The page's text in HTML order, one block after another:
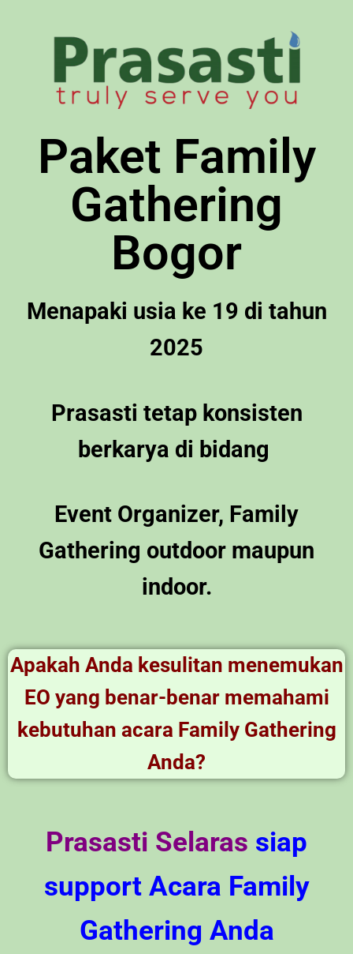
Paket Family
Gathering
Bogor
Menapaki usia ke 19 di tahun
2025
Prasasti tetap konsisten
berkarya di bidang
Event Organizer, Family
Gathering outdoor maupun
indoor.
Apakah Anda kesulitan menemukan
EO yang benar-benar memahami
kebutuhan acara Family Gathering
Anda?
Prasasti Selaras siap
support Acara Family
Gathering Anda